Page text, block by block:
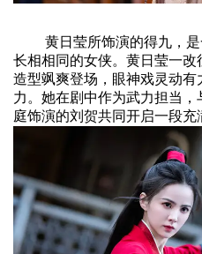
黄日莹所饰演的得九，是
长相相同的女侠。黄日莹一
造型飒爽登场，眼神戏灵动
力。她在剧中作为武力担当
庭饰演的刘贺共同开启一段充